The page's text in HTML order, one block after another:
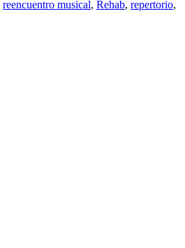
reencuentro musical, Rehab, repertorio,